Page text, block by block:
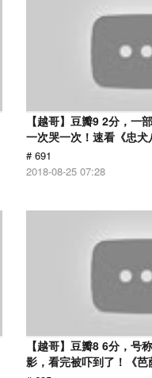
【越哥】豆瓣9 2分，一
一次哭一次！速看《忠犬
# 691
2018-08-25 07:28
【越哥】豆瓣8 6分，号
影，看完被吓到了！《芭